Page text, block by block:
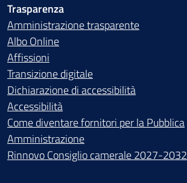
Trasparenza
Amministrazione trasparente
Albo Online
Affissioni
Transizione digitale
Dichiarazione di accessibilità
Accessibilità
Come diventare fornitori per la Pubblica
Amministrazione
Rinnovo Consiglio camerale 2027-2032